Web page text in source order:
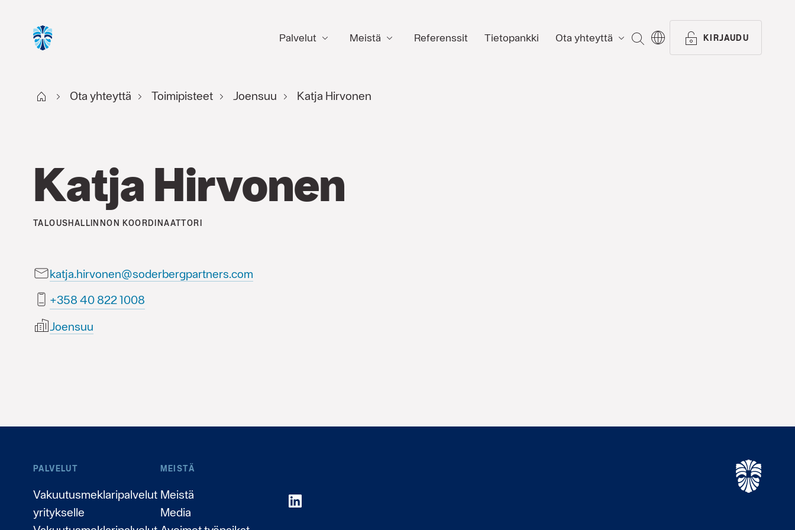
Palvelut Meistä Referenssit Tietopankki Ota yhteyttä ETSI KIRJAUDU
Start FI Ota yhteyttä Toimipisteet Joensuu Katja Hirvonen
Katja Hirvonen
TALOUSHALLINNON KOORDINAATTORI
katja.hirvonen@soderbergpartners.com
8001 228 04 853+
Joensuu
PALVELUT
Vakuutusmeklaripalvelut
yritykselle
MEISTÄ
Meistä
Media